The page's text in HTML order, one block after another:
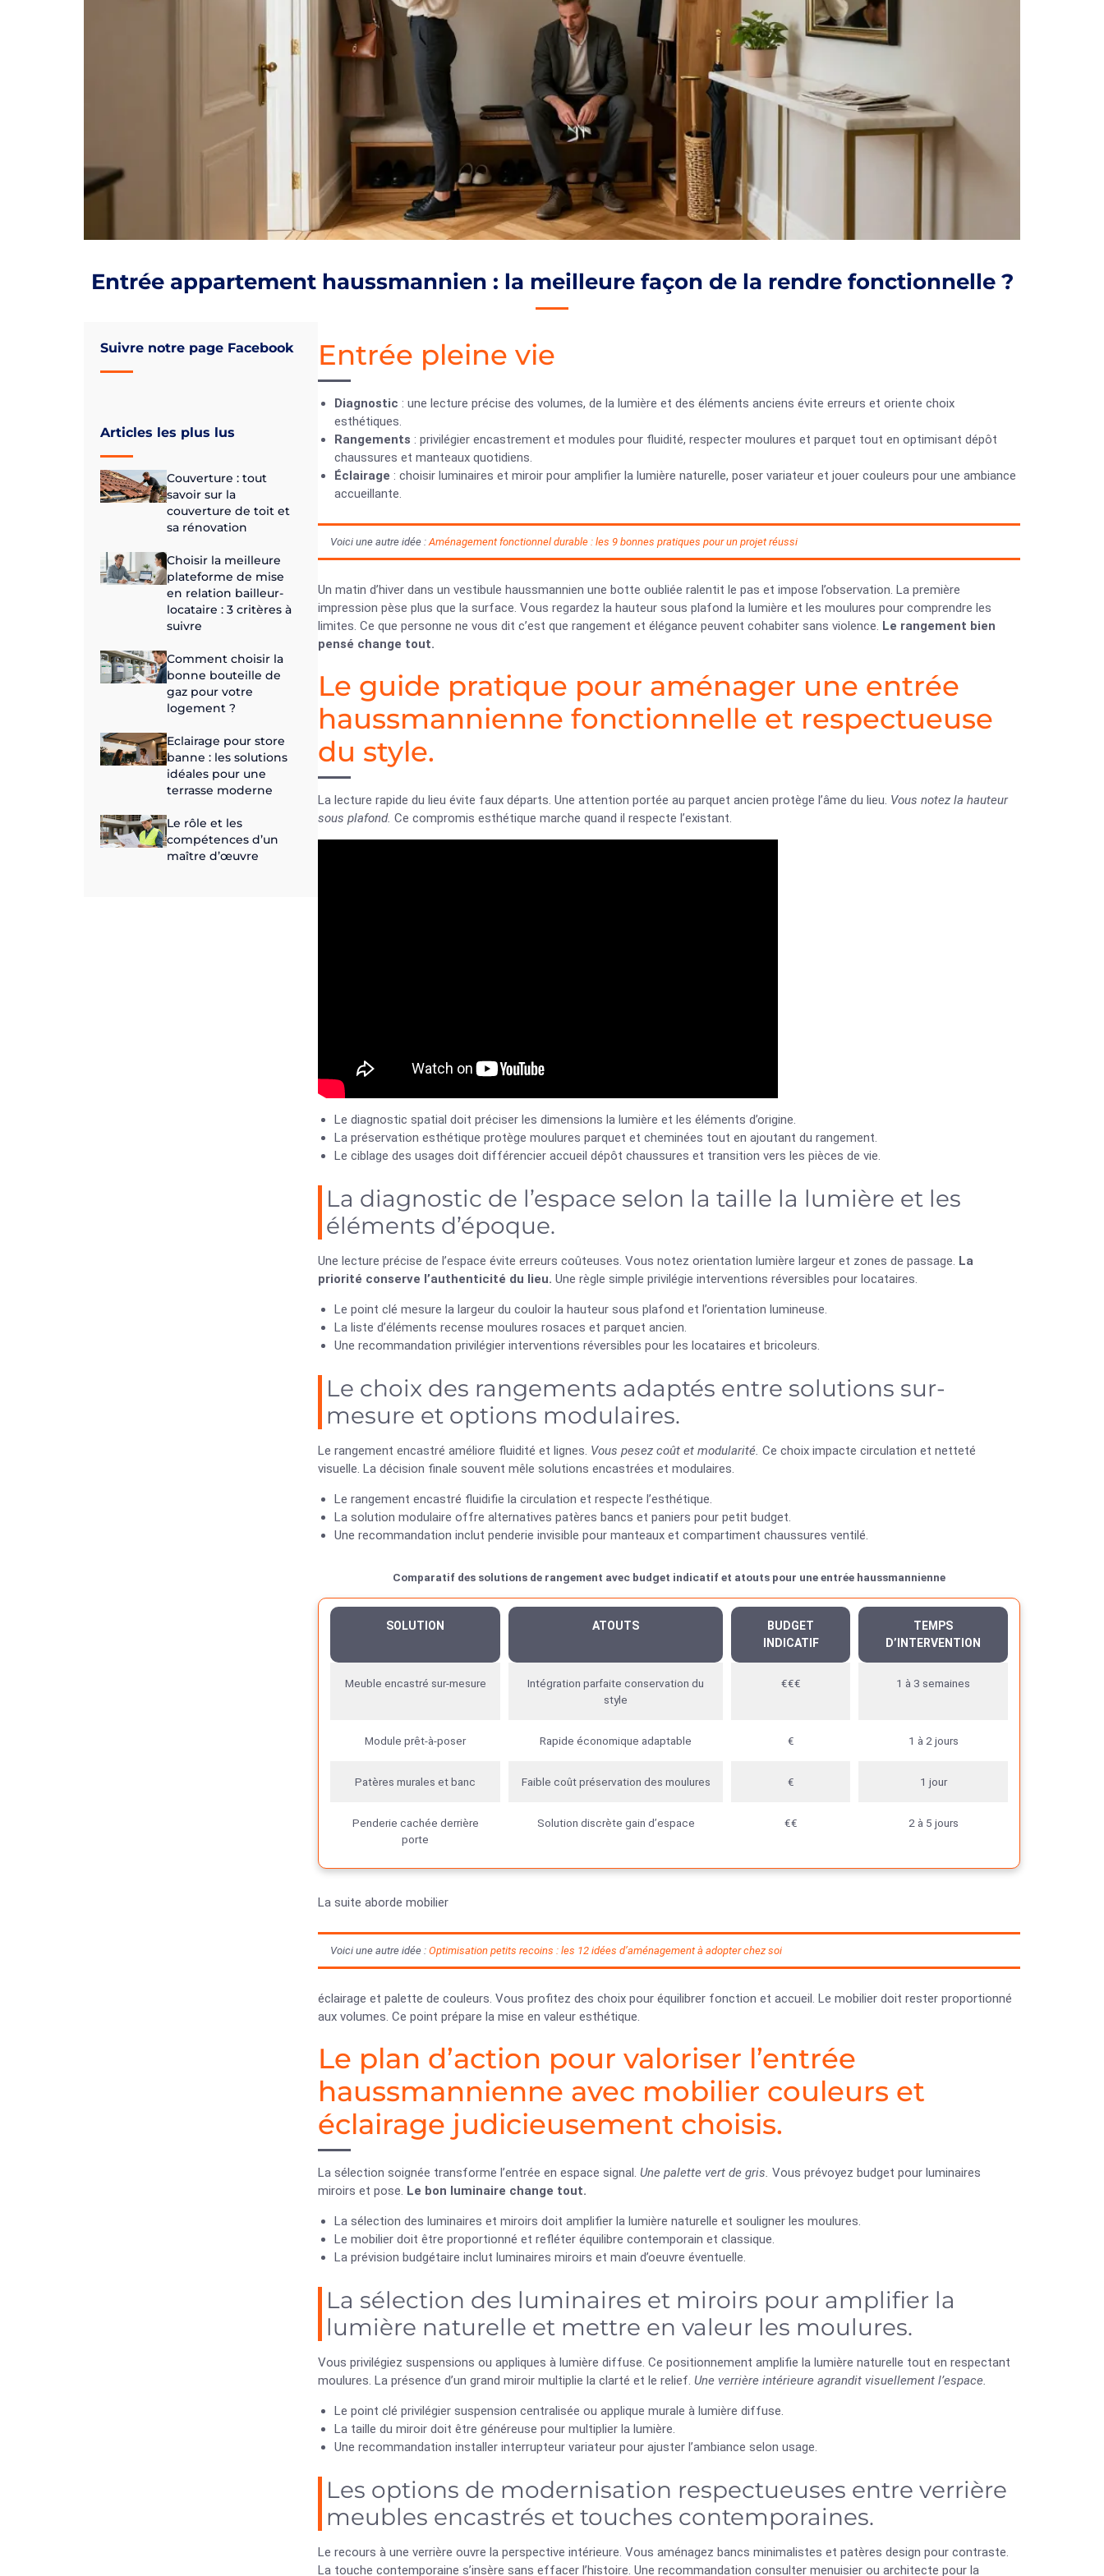
Entrée appartement haussmannien : la meilleure façon de la rendre fonctionnelle ?
Suivre notre page Facebook
Articles les plus lus
Couverture : tout
savoir sur la
couverture de toit et
sa rénovation
Choisir la meilleure
plateforme de mise
en relation bailleur-
locataire : 3 critères à
suivre
Comment choisir la
bonne bouteille de
gaz pour votre
logement ?
Eclairage pour store
banne : les solutions
idéales pour une
terrasse moderne
Le rôle et les
compétences d’un
maître d’œuvre
Entrée pleine vie
Diagnostic : une lecture précise des volumes, de la lumière et des éléments anciens évite erreurs et oriente choix
esthétiques.
Rangements : privilégier encastrement et modules pour fluidité, respecter moulures et parquet tout en optimisant dépôt
chaussures et manteaux quotidiens.
Éclairage : choisir luminaires et miroir pour amplifier la lumière naturelle, poser variateur et jouer couleurs pour une ambiance
accueillante.
Voici une autre idée :Aménagement fonctionnel durable : les 9 bonnes pratiques pour un projet réussi
Un matin d’hiver dans un vestibule haussmannien une botte oubliée ralentit le pas et impose l’observation. La première
impression pèse plus que la surface. Vous regardez la hauteur sous plafond la lumière et les moulures pour comprendre les
limites. Ce que personne ne vous dit c’est que rangement et élégance peuvent cohabiter sans violence. Le rangement bien
pensé change tout.
Le guide pratique pour aménager une entrée
haussmannienne fonctionnelle et respectueuse
du style.
La lecture rapide du lieu évite faux départs. Une attention portée au parquet ancien protège l’âme du lieu. Vous notez la hauteur
sous plafond. Ce compromis esthétique marche quand il respecte l’existant.
Le diagnostic spatial doit préciser les dimensions la lumière et les éléments d’origine.
La préservation esthétique protège moulures parquet et cheminées tout en ajoutant du rangement.
Le ciblage des usages doit différencier accueil dépôt chaussures et transition vers les pièces de vie.
La diagnostic de l’espace selon la taille la lumière et les
éléments d’époque.
Une lecture précise de l’espace évite erreurs coûteuses. Vous notez orientation lumière largeur et zones de passage. La
priorité conserve l’authenticité du lieu. Une règle simple privilégie interventions réversibles pour locataires.
Le point clé mesure la largeur du couloir la hauteur sous plafond et l’orientation lumineuse.
La liste d’éléments recense moulures rosaces et parquet ancien.
Une recommandation privilégier interventions réversibles pour les locataires et bricoleurs.
Le choix des rangements adaptés entre solutions sur-
mesure et options modulaires.
Le rangement encastré améliore fluidité et lignes. Vous pesez coût et modularité. Ce choix impacte circulation et netteté
visuelle. La décision finale souvent mêle solutions encastrées et modulaires.
Le rangement encastré fluidifie la circulation et respecte l’esthétique.
La solution modulaire offre alternatives patères bancs et paniers pour petit budget.
Une recommandation inclut penderie invisible pour manteaux et compartiment chaussures ventilé.
Comparatif des solutions de rangement avec budget indicatif et atouts pour une entrée haussmannienne
SOLUTION ATOUTS
BUDGET
INDICATIF
TEMPS
D’INTERVENTION
Meuble encastré sur-mesure
Intégration parfaite conservation du
style
€€€ 1 à 3 semaines
Module prêt-à-poser Rapide économique adaptable € 1 à 2 jours
Patères murales et banc Faible coût préservation des moulures € 1 jour
Penderie cachée derrière
porte
Solution discrète gain d’espace €€ 2 à 5 jours
La suite aborde mobilier
Voici une autre idée : Optimisation petits recoins : les 12 idées d’aménagement à adopter chez soi
éclairage et palette de couleurs. Vous profitez des choix pour équilibrer fonction et accueil. Le mobilier doit rester proportionné
aux volumes. Ce point prépare la mise en valeur esthétique.
Le plan d’action pour valoriser l’entrée
haussmannienne avec mobilier couleurs et
éclairage judicieusement choisis.
La sélection soignée transforme l’entrée en espace signal. Une palette vert de gris. Vous prévoyez budget pour luminaires
miroirs et pose. Le bon luminaire change tout.
La sélection des luminaires et miroirs doit amplifier la lumière naturelle et souligner les moulures.
Le mobilier doit être proportionné et refléter équilibre contemporain et classique.
La prévision budgétaire inclut luminaires miroirs et main d’oeuvre éventuelle.
La sélection des luminaires et miroirs pour amplifier la
lumière naturelle et mettre en valeur les moulures.
Vous privilégiez suspensions ou appliques à lumière diffuse. Ce positionnement amplifie la lumière naturelle tout en respectant
moulures. La présence d’un grand miroir multiplie la clarté et le relief. Une verrière intérieure agrandit visuellement l’espace.
Le point clé privilégier suspension centralisée ou applique murale à lumière diffuse.
La taille du miroir doit être généreuse pour multiplier la lumière.
Une recommandation installer interrupteur variateur pour ajuster l’ambiance selon usage.
Les options de modernisation respectueuses entre verrière
meubles encastrés et touches contemporaines.
Le recours à une verrière ouvre la perspective intérieure. Vous aménagez bancs minimalistes et patères design pour contraste.
La touche contemporaine s’insère sans effacer l’histoire. Une recommandation consulter menuisier ou architecte pour la